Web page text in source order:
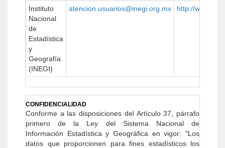
Instituto
Nacional
de
Estadística
y
Geografía
(INEGI)
atencion.usuarios@inegi.org.mx http://
CONFIDENCIALIDAD
Conforme a las disposiciones del Artículo 37, párrafo
primero de la Ley del Sistema Nacional de
Información Estadística y Geográ­fica en vigor: "Los
datos que proporcionen para fines estadísticos los